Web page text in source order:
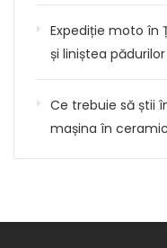
Expediție moto în
și liniștea
Ce trebuie să știi
mașina în